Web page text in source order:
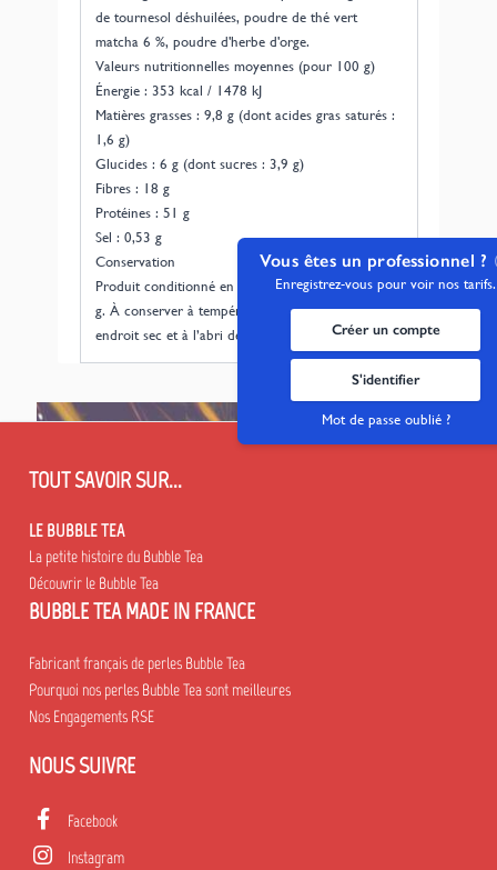
Vous êtes un professionnel ?
Enregistrez-vous pour voir nos tarifs.
Créer un compte
S'identifier
Mot de passe oublié ?
de tournesol déshuilées, poudre de thé vert
matcha 6 %, poudre d'herbe d'orge.
Valeurs nutritionnelles moyennes (pour 100 g)
Énergie : 353 kcal / 1478 kJ
Matières grasses : 9,8 g (dont acides gras saturés :
1,6 g)
Glucides : 6 g (dont sucres : 3,9 g)
Fibres : 18 g
Protéines : 51 g
Sel : 0,53 g
Conservation
Produit conditionné en sachet refermable de 100
g. À conserver à température ambiante, dans un
endroit sec et à l’abri de la lumière.
TOUT SAVOIR SUR...
LE BUBBLE TEA
La petite histoire du Bubble Tea
Découvrir le Bubble Tea
BUBBLE TEA MADE IN FRANCE
Fabricant français de perles Bubble Tea
Pourquoi nos perles Bubble Tea sont meilleures
Nos Engagements RSE
NOUS SUIVRE
Facebook
Instagram